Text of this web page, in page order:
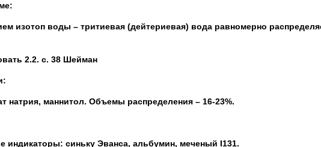
изотоп воды – тритиевая (дейтериевая) вода равномерно
2.2. с. 38 Шейман
натрия, маннитол. Объемы распределения – 16-23%.
индикаторы: синьку Эванса, альбумин, меченый I131.